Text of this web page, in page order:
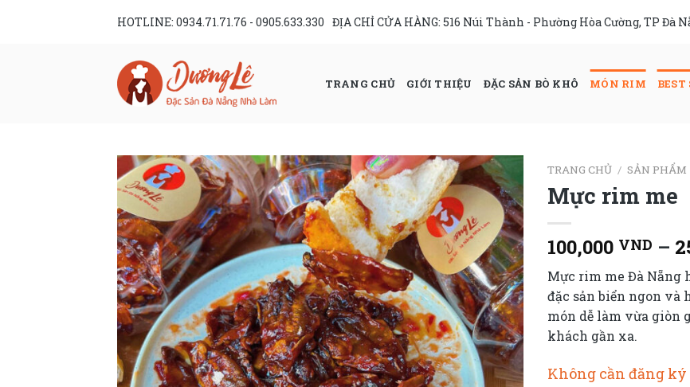
HOTLINE: 0934.71.71.76 - 0905.633.330 ĐỊA CHỈ CỬA HÀNG: 516 Núi Thành - Phường Hòa Cường, TP Đà
TRANG CHỦ GIỚI THIỆU ĐẶC SẢN BÒ KHÔ MÓN RIM BEST
TRANG CHỦ / SẢN PHẨM
Mực rim me
100,000 VND –
Mực rim me Đà Nẵng
đặc sản biển ngon và
món dễ làm vừa giòn
khách gần xa.
Không cần đăng